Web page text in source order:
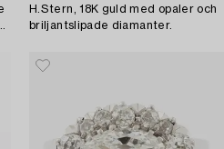
H.Stern, 18K guld med opaler och
briljantslipade diamanter.